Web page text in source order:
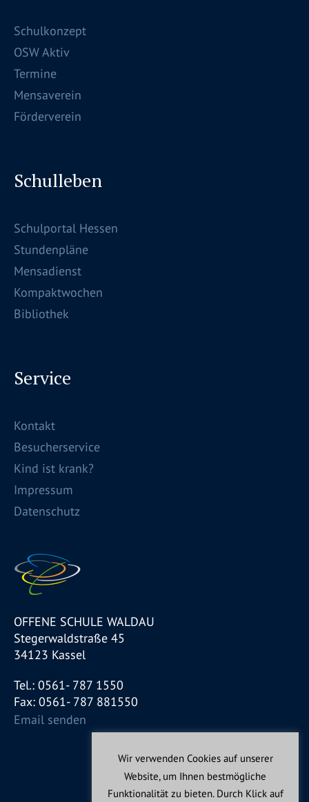
Schulkonzept
OSW Aktiv
Termine
Mensaverein
Förderverein
Schulleben
Schulportal Hessen
Stundenpläne
Mensadienst
Kompaktwochen
Bibliothek
Service
Kontakt
Besucherservice
Kind ist krank?
Impressum
Datenschutz
OFFENE SCHULE WALDAU
Stegerwaldstraße 45
34123 Kassel
Tel.: 0561- 787 1550
Fax: 0561- 787 881550
Email senden
Wir verwenden Cookies auf unserer
Website, um Ihnen bestmögliche
Funktionalität zu bieten. Durch Klick auf